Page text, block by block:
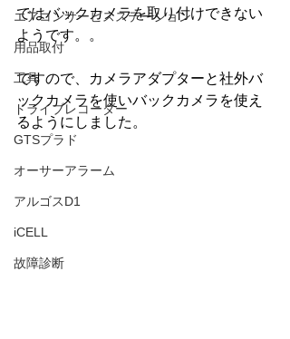
エアコンサービスステーション
用品取付
工具
ドライブレコーダー
GTSプラド
オーサーアラーム
アルゴスD1
iCELL
故障診断
ではバックカメラを取り付けできない
ようです。。
ですので、カメラアダプターと社外バ
ックカメラを使いバックカメラを使え
るようにしました。